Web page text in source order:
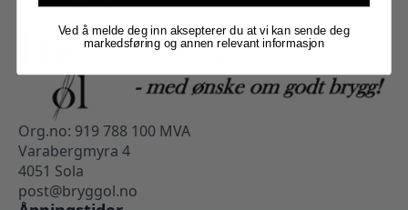
Org.no: 919 788 100 MVA
Varabergmyra 4
4051 Sola
post@bryggol.no
Ved å melde deg inn aksepterer du at vi kan sende deg
markedsføring og annen relevant informasjon